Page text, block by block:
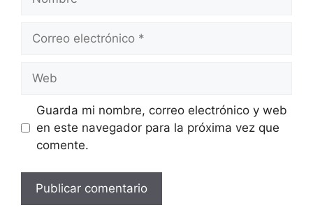
Correo
Web
Guarda mi nombre, correo electrónico y web
en este navegador para la próxima vez que
comente.